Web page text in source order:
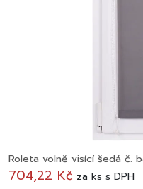
Roleta volně visící šedá č.
704,22 Kč za ks s DPH